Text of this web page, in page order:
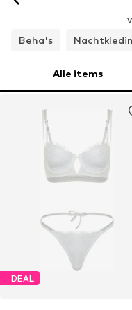
Beha's
Alle items
DEAL